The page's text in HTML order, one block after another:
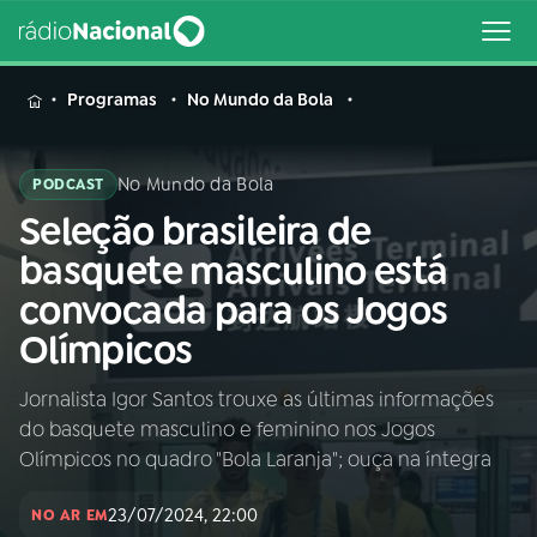
MENU
Buscar
na
Rádio
Nacional
Buscar
01INÍCIO
02A RÁDIO
Programas No Mundo da Bola
PODCAST No Mundo da Bola
Seleção brasileira de
basquete masculino está
convocada para os Jogos
Olímpicos
Jornalista Igor Santos trouxe as últimas informações
do basquete masculino e feminino nos Jogos
Olímpicos no quadro "Bola Laranja"; ouça na íntegra
NO AR EM23/07/2024, 22:00